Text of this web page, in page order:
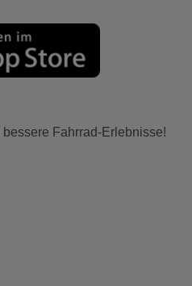
Fahrrad-Erlebnisse!